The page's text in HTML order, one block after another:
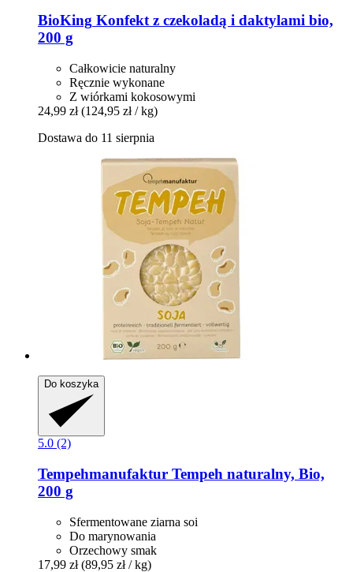
BioKing Konfekt z czekoladą i daktylami bio,
200 g
Całkowicie naturalny
Ręcznie wykonane
Z wiórkami kokosowymi
24,99 zł (124,95 zł / kg)
Dostawa do 11 sierpnia
Do koszyka
5.0 (2)
Tempehmanufaktur Tempeh naturalny, Bio,
200 g
Sfermentowane ziarna soi
Do marynowania
Orzechowy smak
17,99 zł (89,95 zł / kg)